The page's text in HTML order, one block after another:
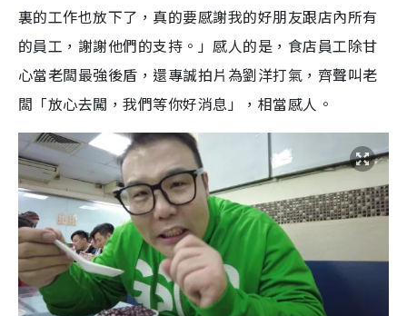
裏的工作也放下了，真的要感謝我的好朋友跟店內所有
的員工，謝謝他們的支持。」感人的是，食店員工除甘
心當老闆最強後盾，還專誠拍片為劉洋打氣，齊聲叫老
闆「放心去闖，我們等你好消息」，相當感人。